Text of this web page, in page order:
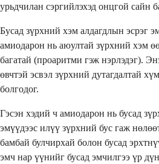
урьдчилан сэргийлэхэд онцгой сайн
Бусад зүрхний хэм алдагдлын эсрэг
амиодарон нь аюултай зүрхний хэм
багатай (проаритми гэж нэрлэдэг).
өвчтэй эсвэл зүрхний дутагдалтай
болгодог.
Гэсэн хэдий ч амиодарон нь бусад
эмүүдээс илүү зүрхний бус гаж
бамбай булчирхай болон бусад
эмч нар үүнийг бусад эмчилгээ үр